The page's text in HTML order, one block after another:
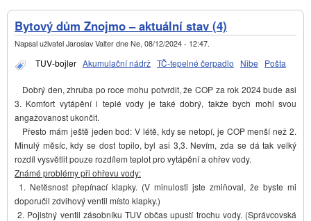
24 -
s
Bytový dům Znojmo – aktuální stav (4)
Napsal uživatel Jaroslav Valter dne Ne, 08/12/2024 - 12:47
TUV-bojler Akumulační nádrž TČ-tepelné čerpadlo Nibe Pošta
Dobrý den, zhruba po roce mohu potvrdit, že COP za rok 2024 bude asi
3. Komfort vytápění i teplé vody je také dobrý, takže bych mohl svou
angažovanost ukončit.
Přesto mám ještě jeden bod: V létě, kdy se netopí, je COP menší než 2.
Minulý měsíc, kdy se dost topilo, byl asi 3,3. Nevím, zda se dá tak velký
rozdíl vysvětlit pouze rozdílem teplot pro vytápění a ohřev vody.
Známé problémy při ohřevu vody:
1. Netěsnost přepínací klapky. (V minulosti jste zmiňoval, že byste mi
doporučil zdvihový ventil místo klapky.)
2. Pojistný ventil zásobníku TUV občas upustí trochu vody. (Správcovská